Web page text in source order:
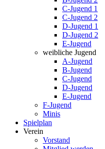
C-Jugend 1
C-Jugend 2
D-Jugend 1
D-Jugend 2
E-Jugend
weibliche Jugend
A-Jugend
B-Jugend
C-Jugend
D-Jugend
E-Jugend
F-Jugend
Minis
Spielplan
Verein
Vorstand